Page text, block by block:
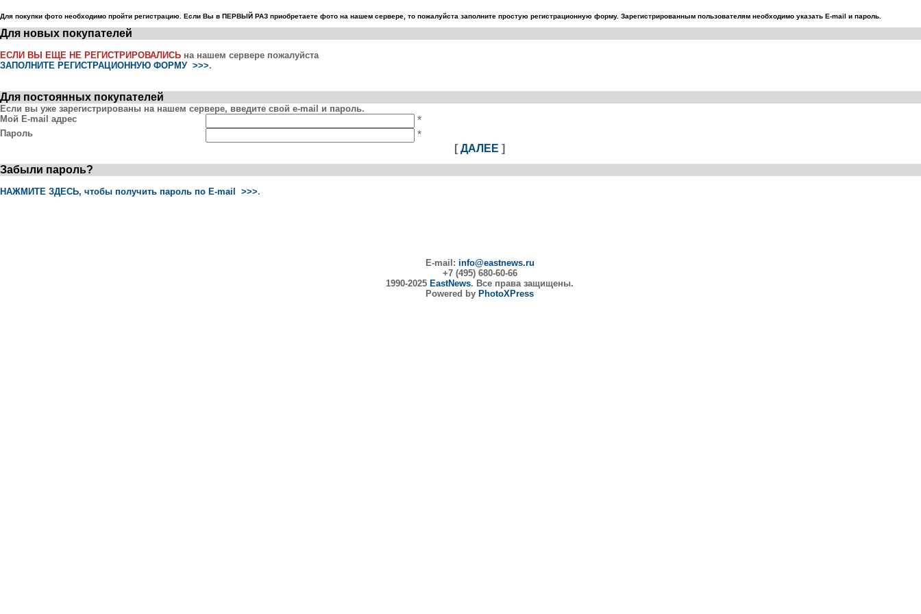
Для покупки фото необходимо пройти регистрацию. Если Вы в ПЕРВЫЙ РАЗ приобретаете фото на нашем сервере, то пожалуйста заполните простую регистрационную форму. Зарегистрированным пользователям необходимо указать E-mail и пароль.
Для новых покупателей
ЕСЛИ ВЫ ЕЩЕ НЕ РЕГИСТРИРОВАЛИСЬ на нашем сервере пожалуйста
ЗАПОЛНИТЕ РЕГИСТРАЦИОННУЮ ФОРМУ >>>.
Для постоянных покупателей
Если вы уже зарегистрированы на нашем сервере, введите свой e-mail и пароль.
Мой E-mail адрес
*
Пароль
*
[ ДАЛЕЕ ]
Забыли пароль?
НАЖМИТЕ ЗДЕСЬ, чтобы получить пароль по E-mail >>>.
E-mail: info@eastnews.ru
+7 (495) 680-60-66
1990-2025 EastNews. Все права защищены.
Powered by PhotoXPress